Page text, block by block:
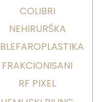
COLIBRI
NEHIRURŠKA
BLEFAROPLASTIKA
FRAKCIONISANI
RF PIXEL